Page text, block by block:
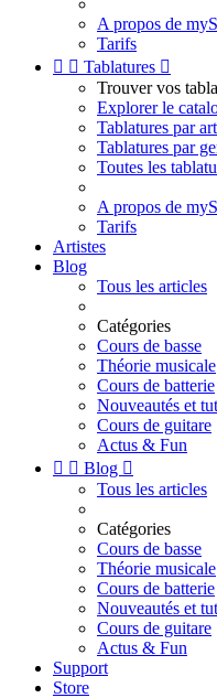
A propos de
Tarifs
  Tablatures 
Trouver vos
Explorer le
Tablatures par
Tablatures par
Toutes les
A propos de
Tarifs
Artistes
Blog
Tous les articles
Catégories
Cours de basse
Théorie musicale
Cours de batterie
Nouveautés et
Cours de guitare
Actus & Fun
  Blog 
Tous les articles
Catégories
Cours de basse
Théorie musicale
Cours de batterie
Nouveautés et
Cours de guitare
Actus & Fun
Support
Store